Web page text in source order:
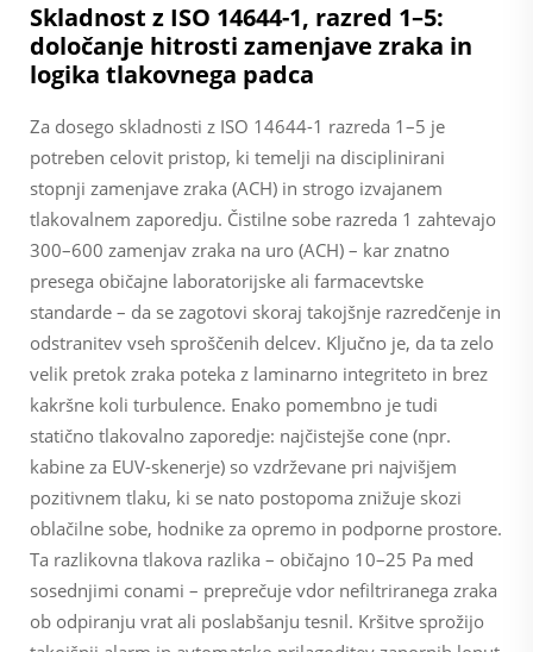
Skladnost z ISO 14644-1, razred 1–5:
določanje hitrosti zamenjave zraka in
logika tlakovnega padca
Za dosego skladnosti z ISO 14644-1 razreda 1–5 je
potreben celovit pristop, ki temelji na disciplinirani
stopnji zamenjave zraka (ACH) in strogo izvajanem
tlakovalnem zaporedju. Čistilne sobe razreda 1 zahtevajo
300–600 zamenjav zraka na uro (ACH) – kar znatno
presega običajne laboratorijske ali farmacevtske
standarde – da se zagotovi skoraj takojšnje razredčenje in
odstranitev vseh sproščenih delcev. Ključno je, da ta zelo
velik pretok zraka poteka z laminarno integriteto in brez
kakršne koli turbulence. Enako pomembno je tudi
statično tlakovalno zaporedje: najčistejše cone (npr.
kabine za EUV-skenerje) so vzdrževane pri najvišjem
pozitivnem tlaku, ki se nato postopoma znižuje skozi
oblačilne sobe, hodnike za opremo in podporne prostore.
Ta razlikovna tlakova razlika – običajno 10–25 Pa med
sosednjimi conami – preprečuje vdor nefiltriranega zraka
ob odpiranju vrat ali poslabšanju tesnil. Kršitve sprožijo